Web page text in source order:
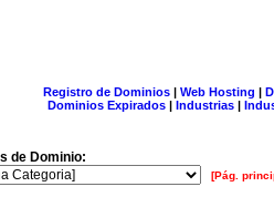
Registro de Dominios| Web Hosting |
Dominios Expirados | Industrias |
de Dominio:
[Pág.